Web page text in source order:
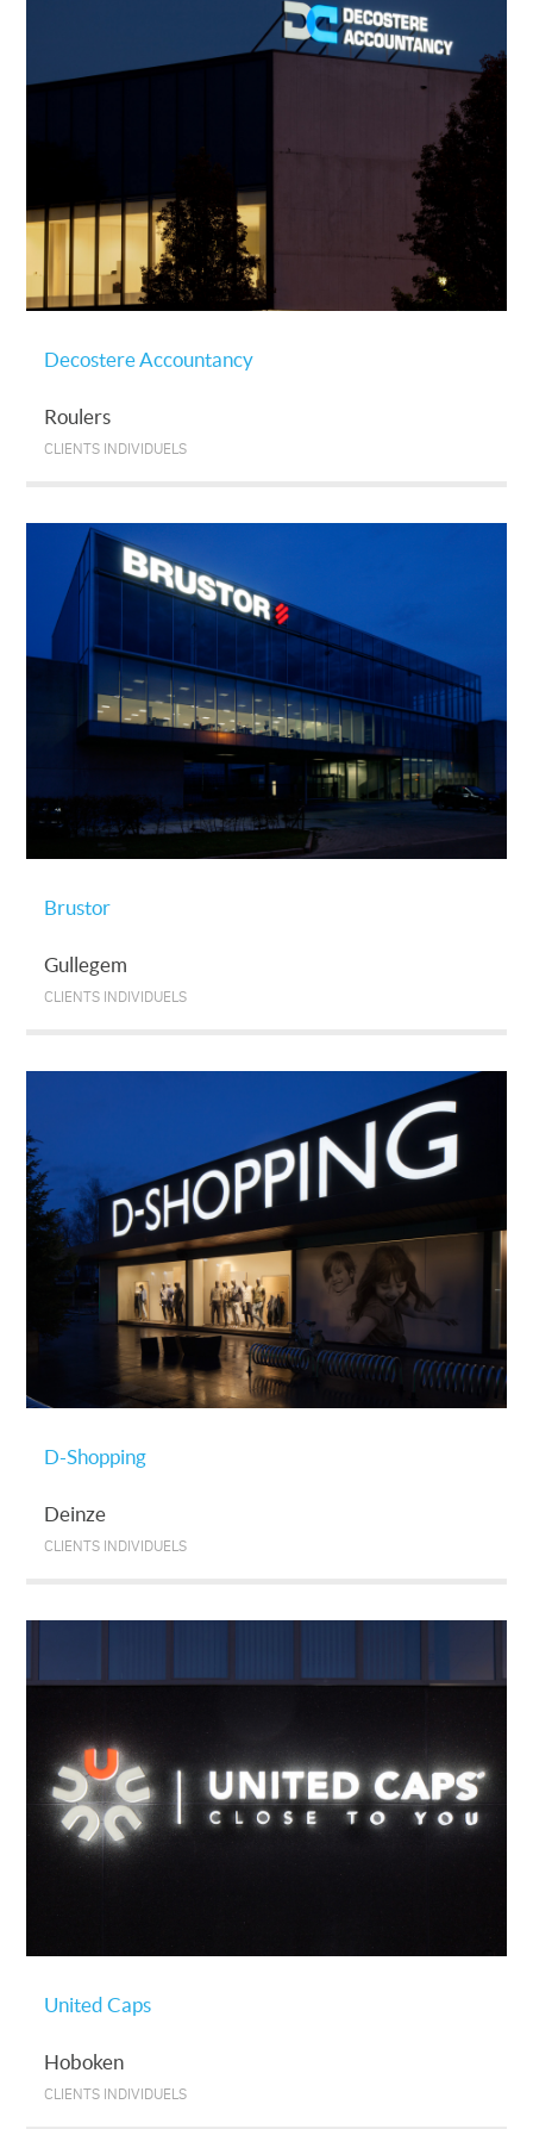
Decostere Accountancy
Roulers
CLIENTS INDIVIDUELS
Brustor
Gullegem
CLIENTS INDIVIDUELS
D-Shopping
Deinze
CLIENTS INDIVIDUELS
United Caps
Hoboken
CLIENTS INDIVIDUELS